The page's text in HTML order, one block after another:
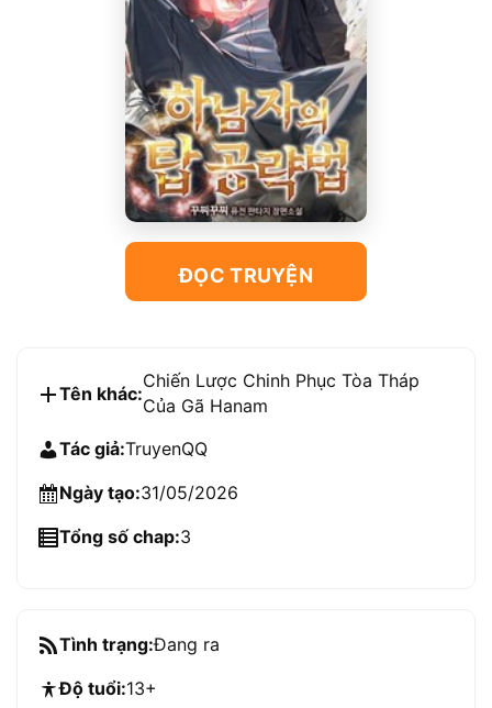
ĐỌC TRUYỆN
Tên khác:
Chiến Lược Chinh Phục Tòa Tháp
Của Gã Hanam
Tác giả:TruyenQQ
Ngày tạo:31/05/2026
Tổng số chap:3
Tình trạng:Đang ra
Độ tuổi:13+